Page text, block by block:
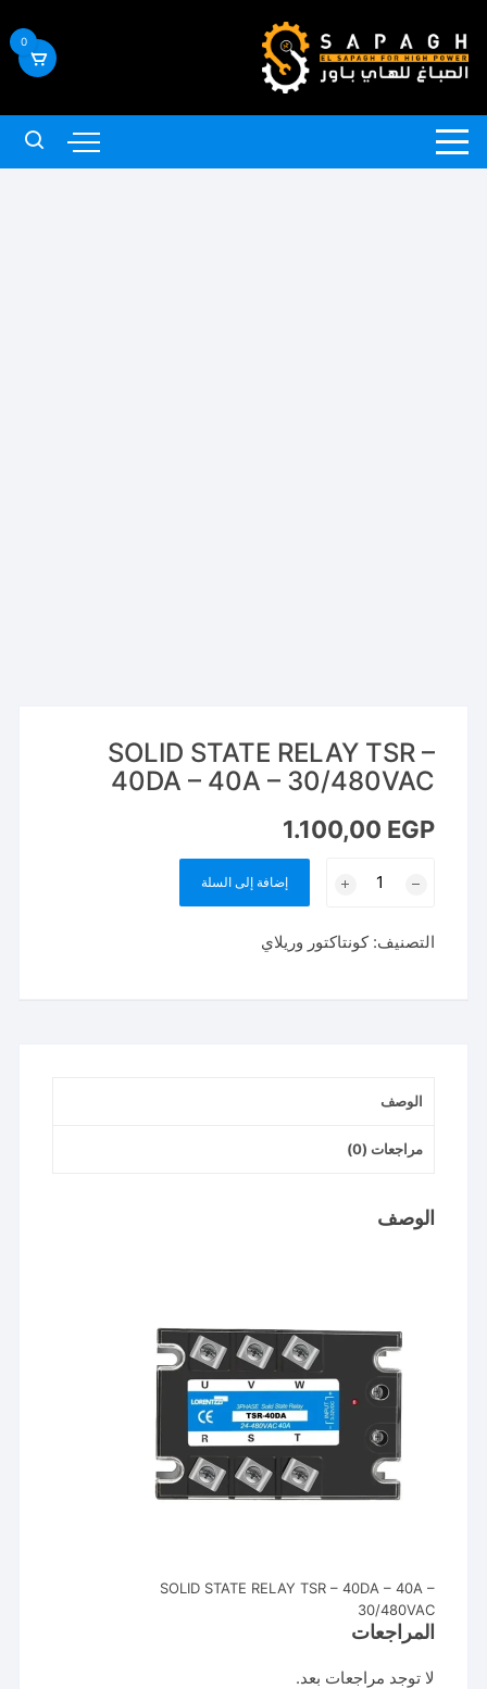
إلى
المحتوى
0
SOLID STATE RELAY TSR –
40DA – 40A – 30/480VAC
1.100,00 EGP
RELAY
إضافة إلى السلة
التصنيف:كونتاكتور وريلاي
الوصف
مراجعات (0)
الوصف
SOLID STATE RELAY TSR – 40DA – 40A –
30/480VAC
المراجعات
لا توجد مراجعات بعد.